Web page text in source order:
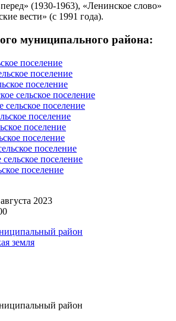
(1930-1963), «Ленинское слово»
вести» (с 1991 года).
муниципального района:
поселение
поселение
поселение
сельское поселение
сельское поселение
поселение
поселение
поселение
поселение
поселение
поселение
2023
район
земля
район